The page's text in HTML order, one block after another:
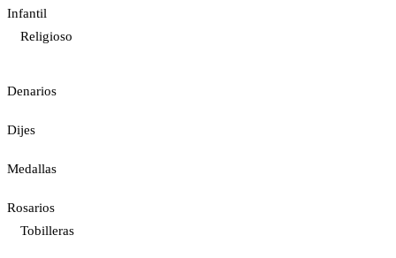
Infantil
Religioso
Denarios
Dijes
Medallas
Rosarios
Tobilleras